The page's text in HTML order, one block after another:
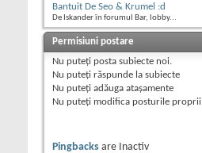
Bantuit De Seo & Krumel :d
De Iskander în forumul Bar, lobby...
Permisiuni postare
Nu puteţi posta subiecte noi.
Nu puteţi răspunde la subiecte
Nu puteţi adăuga ataşamente
Nu puteţi modifica posturile proprii
Pingbacks are
Inactiv